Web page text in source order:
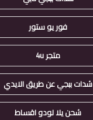
فور يو ستور
متجر 4u
شدات ببجي عن طريق الايدي
شحن يلا لودو اقساط